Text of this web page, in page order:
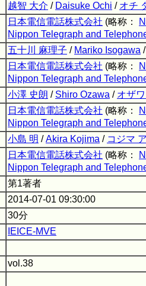
越智 大介 / Daisuke Ochi / オチ
日本電信電話株式会社 (略称：
Nippon Telegraph and
五十川 麻理子 / Mariko Isogawa
日本電信電話株式会社 (略称：
Nippon Telegraph and
小澤 史朗 / Shiro Ozawa / オザ
日本電信電話株式会社 (略称：
Nippon Telegraph and
小島 明 /Akira Kojima / コジマ
日本電信電話株式会社 (略称：
Nippon Telegraph and
第1著者
2014-07-01 09:30:00
30分
IEICE-MVE
vol.38